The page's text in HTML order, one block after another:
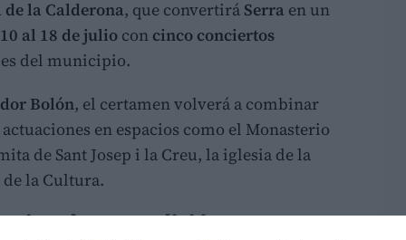
la Calderona, que convertirá Serra en un
10 al 18 de julio con cinco conciertos
del municipio.
Bolón, el certamen volverá a combinar
en espacios como el Monasterio
de Sant Josep i la Creu, la iglesia de la
de la Cultura.
de esta edición